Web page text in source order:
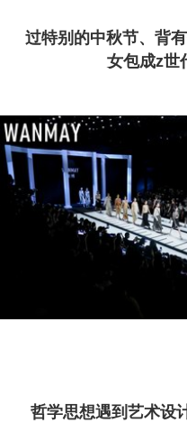
过特别的中秋节、背
女包成z世
哲学思想遇到艺术设